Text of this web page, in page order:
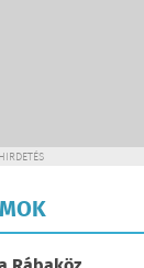
HIRDETÉS